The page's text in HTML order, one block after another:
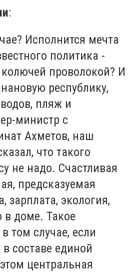
:
Исполнится мечта
политика -
проволокой? И
республику,
пляж и
министр с
Ахметов, наш
что такого
не надо. Счастливая
предсказуемая
зарплата, экология,
в доме. Такое
том случае, если
составе единой
центральная